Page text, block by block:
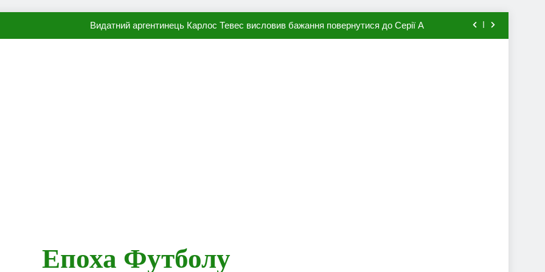
Видатний аргентинець Карлос Тевес висловив бажання повернутися до Серії А
Епоха Футболу